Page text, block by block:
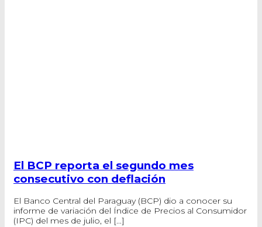
El BCP reporta el segundo mes
consecutivo con deflación
El Banco Central del Paraguay (BCP) dio a conocer su
informe de variación del Índice de Precios al Consumidor
(IPC) del mes de julio, el [...]